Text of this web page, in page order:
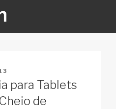
para Tablets
de